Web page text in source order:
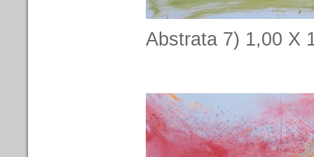
Abstrata 7) 1,00 X